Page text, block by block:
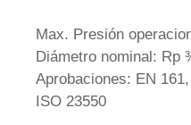
Max. Presión
Diámetro nominal: Rp
Aprobaciones: EN
ISO 23550